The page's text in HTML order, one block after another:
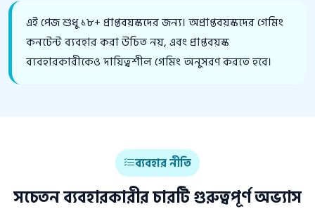
এই পেজ শুধু ১৮+ প্রাপ্তবয়স্কদের জন্য। অপ্রাপ্তবয়স্কদের গেমিং
কনটেন্ট ব্যবহার করা উচিত নয়, এবং প্রাপ্তবয়স্ক
ব্যবহারকারীকেও দায়িত্বশীল গেমিং অনুসরণ করতে হবে।
ব্যবহার নীতি
সচেতন ব্যবহারকারীর চারটি গুরুত্বপূর্ণ অভ্যাস